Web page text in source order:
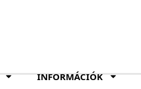
INFORMÁCIÓK